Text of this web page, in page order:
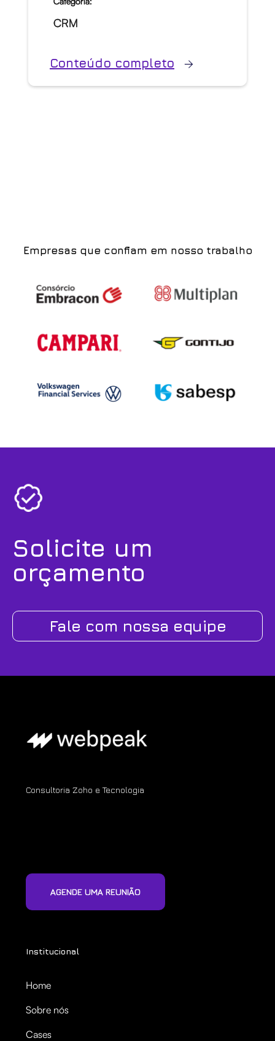
CRM
Conteúdo completo
Empresas que confiam em nosso trabalho
Solicite um
orçamento
Fale com nossa equipe
Consultoria Zoho e Tecnologia
AGENDE UMA REUNIÃO
Institucional
Home
Sobre nós
Cases